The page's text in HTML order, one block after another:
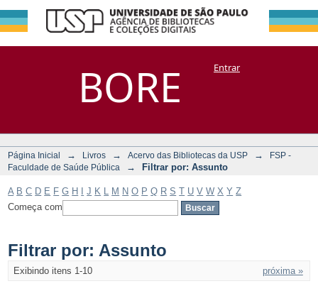
BORE
Filtrar por:
Assunto
DSpace/Manakin + CoriscoEntrar
Página Inicial → Livros → Acervo das Bibliotecas da USP →
FSP -
Faculdade de Saúde Pública
→ Filtrar por: Assunto
A B C D E F G H J K M N O P Q R S T U V W X Y Z
Começa com
Filtrar por: Assunto
Exibindo itens 1-10 próxima »